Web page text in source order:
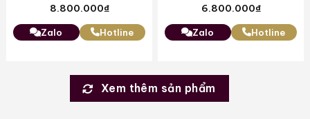
8.800.000₫
Zalo Hotline
6.800.000₫
Zalo Hotline
Xem thêm sản phẩm